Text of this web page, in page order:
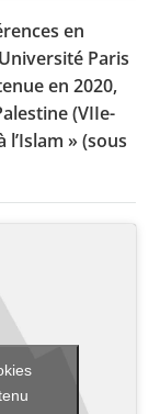
en
Paris
en 2020,
(VIIe-
l’Islam » (sous